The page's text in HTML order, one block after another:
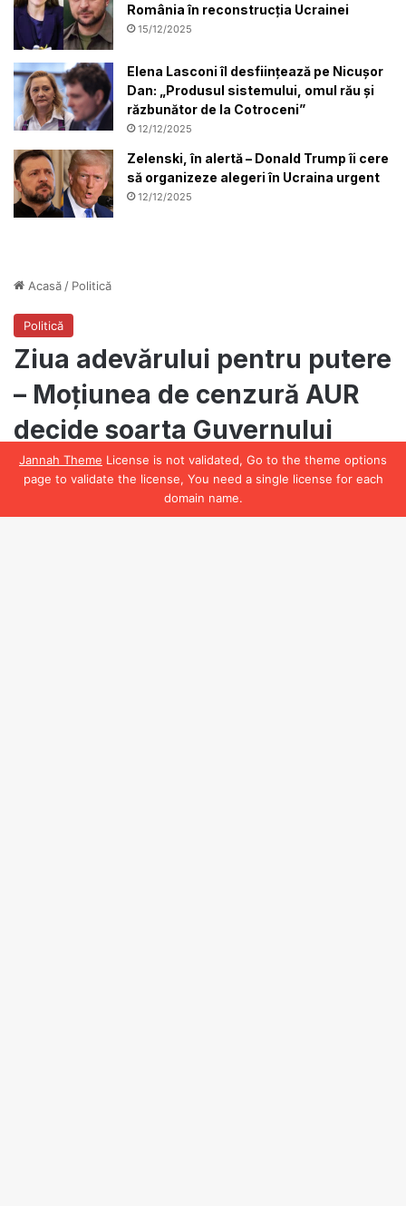
Jannah Theme License is not validated, Go to the theme options
page to validate the license, You need a single license for each
domain name.
România în reconstrucția Ucrainei
15/12/2025
Elena Lasconi îl desființează pe Nicușor
Dan: „Produsul sistemului, omul rău și
răzbunător de la Cotroceni”
12/12/2025
Zelenski, în alertă – Donald Trump îi cere
să organizeze alegeri în Ucraina urgent
12/12/2025
Facebook